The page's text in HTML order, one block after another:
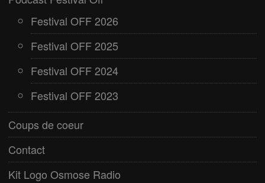
Festival OFF 2026
Festival OFF 2025
Festival OFF 2024
Festival OFF 2023
Coups de coeur
Contact
Kit Logo Osmose Radio